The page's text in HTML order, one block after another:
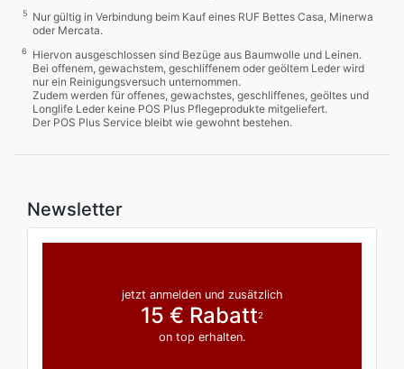
5
Nur gültig in Verbindung beim Kauf eines RUF Bettes Casa, Minerwa
oder Mercata.
6
Hiervon ausgeschlossen sind Bezüge aus Baumwolle und Leinen.
Bei offenem, gewachstem, geschliffenem oder geöltem Leder wird
nur ein Reinigungsversuch unternommen.
Zudem werden für offenes, gewachstes, geschliffenes, geöltes und
Longlife Leder keine POS Plus Pflegeprodukte mitgeliefert.
Der POS Plus Service bleibt wie gewohnt bestehen.
Newsletter
jetzt anmelden und zusätzlich
15 € Rabatt2
on top erhalten.